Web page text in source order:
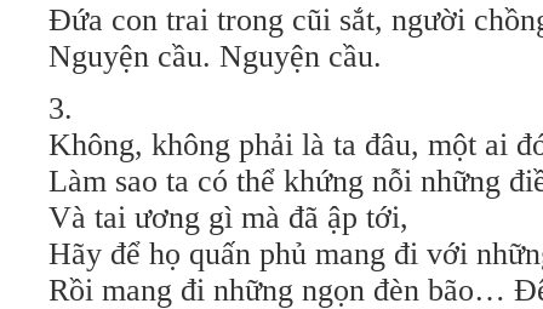
Đứa con trai trong cũi sắt, người
Nguyện cầu. Nguyện cầu.
3.
Không, không phải là ta đâu, một ai
Làm sao ta có thể khứng nỗi những
Và tai ương gì mà đã ập tới,
Hãy để họ quấn phủ mang đi với
Rồi mang đi những ngọn đèn bão…